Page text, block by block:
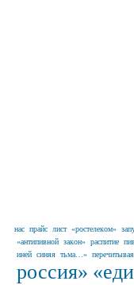
нас прайс лист «ростелеком»
«антипивной закон» распитие
иней синяя тьма…» перечитывая
россия»